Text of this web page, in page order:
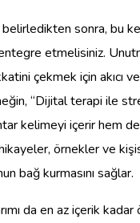
sonra, bu
etmelisiniz.
çekmek için akıcı
“Dijital terapi ile
kelimeyi içerir hem
örnekler ve
bağ kurmasını sağlar.
da en az içerik kadar